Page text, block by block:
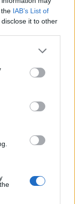
IAB’s List of
it to other
or more Google
You may click to
party tags to
in below Google